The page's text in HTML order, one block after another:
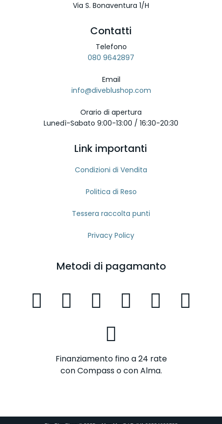
Via S. Bonaventura 1/H
Contatti
Telefono
080 9642897
Email
info@diveblushop.com
Orario di apertura
Lunedì-Sabato 9:00-13:00 / 16:30-20:30
Link importanti
Condizioni di Vendita
Politica di Reso
Tessera raccolta punti
Privacy Policy
Metodi di pagamanto
Finanziamento fino a 24 rate
con Compass o con Alma.